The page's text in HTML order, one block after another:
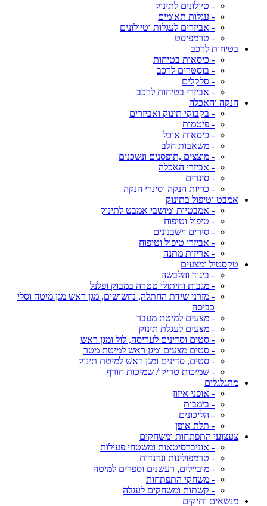
- טיולונים לתינוק
- עגלות תאומים
- אביזרים לעגלות וטיולונים
- טרמפיסט
בטיחות לרכב
- כיסאות בטיחות
- בוסטרים לרכב
- סלקלים
- אביזרי בטיחות לרכב
הנקה והאכלה
- בקבוקי תינוק ואביזרים
- פיטמות
- כיסאות אוכל
- משאבות חלב
- מוצצים ,תופסנים ונשכנים
- אביזרי האכלה
- סינרים
- כריות הנקה וסינרי הנקה
אמבט וטיפול בתינוק
- אמבטיות ומושבי אמבט לתינוק
- טיפול וטיפוח
- סירים וישבנונים
- אביזרי טיפול וטיפוח
- אריזות מתנה
טקסטיל ומצעים
- ביגוד והלבשה
- מגבות וחיתולי טטרה במבוק ופלנל
- מזרני שידת החתלה, נחשושים, מגן ראש מגן מיטה וסלי
כביסה
- מצעים למיטת מעבר
- מצעים לעגלת תינוק
- סטים וסדינים לעריסה, לול ומגן ראש
- סטים מצעים ומגן ראש למיטת מטר
- סטים, סדינים ומגן ראש למיטת תינוק
- שמיכות טריקו/ שמיכות חורף
מתגלגלים
- אופני איזון
- בימבות
- הליכונים
- תלת אופן
צעצועי התפתחות ומשחקים
- אוניברסיטאות ומשטחי פעילות
- טרמפולינות ונדנדות
- מוביילים, רעשנים וספרים למיטה
- משחקי התפתחות
- קשתות ומשחקים לעגלה
מנשאים ותיקים